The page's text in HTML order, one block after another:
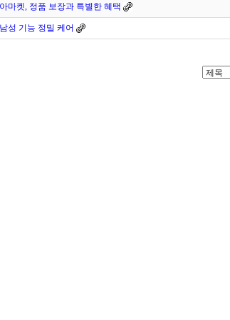
마켓, 정품 보장과 특별한 혜택
성 기능 정밀 케어